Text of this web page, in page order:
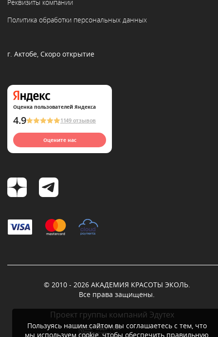
Реквизиты компании
Политика обработки персональных данных
г. Актобе, Скоро открытие
Оценка пользователей Яндекса
4.9 1149 отзывов
Оцените нас
© 2010 - 2026 АКАДЕМИЯ КРАСОТЫ ЭКОЛЬ.
Все права защищены.
Проект группы компаний Эдутех
Пользуясь нашим сайтом вы соглашаетесь с тем, что
мы используем cookie, чтобы обеспечить правильную